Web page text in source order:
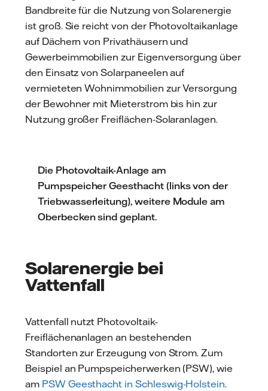
Bandbreite für die Nutzung von Solarenergie
ist groß. Sie reicht von der Photovoltaikanlage
auf Dächern von Privathäusern und
Gewerbeimmobilien zur Eigenversorgung über
den Einsatz von Solarpaneelen auf
vermieteten Wohnimmobilien zur Versorgung
der Bewohner mit Mieterstrom bis hin zur
Nutzung großer Freiflächen-Solaranlagen.
Die Photovoltaik-Anlage am
Pumpspeicher Geesthacht (links von der
Triebwasserleitung), weitere Module am
Oberbecken sind geplant.
Solarenergie bei
Vattenfall
Vattenfall nutzt Photovoltaik-
Freiflächenanlagen an bestehenden
Standorten zur Erzeugung von Strom. Zum
Beispiel an Pumpspeicherwerken (PSW), wie
am PSW Geesthacht in Schleswig-Holstein.